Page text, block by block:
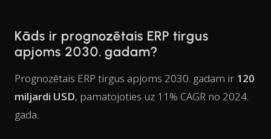
Kāds ir prognozētais ERP tirgus
apjoms 2030. gadam?
Prognozētais ERP tirgus apjoms 2030. gadam ir 120
miljardi USD, pamatojoties uz 11% CAGR no 2024.
gada.